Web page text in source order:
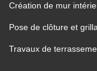
Création de mur
Pose de clôture et
Travaux de